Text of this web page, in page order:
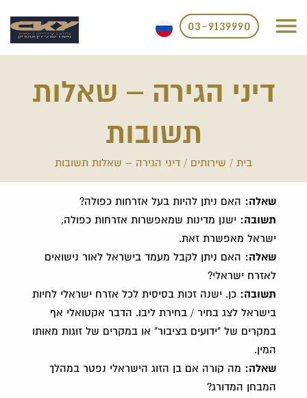
03-9139990
דיני הגירה – שאלות
תשובות
בית / שירותים / דיני הגירה – שאלות תשובות
שאלה: האם ניתן להיות בעל אזרחות כפולה?
תשובה: ישנן מדינות שמאפשרות אזרחות כפולה,
ישראל מאפשרת זאת.
שאלה: האם ניתן לקבל מעמד בישראל לאור נישואים
לאזרח ישראלי?
תשובה: כן. ישנה זכות בסיסית לכל אזרח ישראלי לחיות
בישראל לצג בחיר / בחירת ליבו. הדבר אקטואלי אף
במקרים של "ידועים בציבור" או במקרים של זוגות מאותו
המין.
שאלה: מה קורה אם בן הזוג הישראלי נפטר במהלך
המבחן המדורג?